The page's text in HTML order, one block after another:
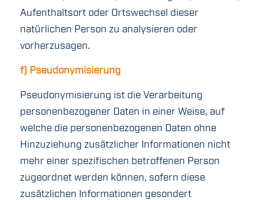
Aufenthaltsort oder Ortswechsel dieser
natürlichen Person zu analysieren oder
vorherzusagen.
f) Pseudonymisierung
Pseudonymisierung ist die Verarbeitung
personenbezogener Daten in einer Weise, auf
welche die personenbezogenen Daten ohne
Hinzuziehung zusätzlicher Informationen nicht
mehr einer spezifischen betroffenen Person
zugeordnet werden können, sofern diese
zusätzlichen Informationen gesondert